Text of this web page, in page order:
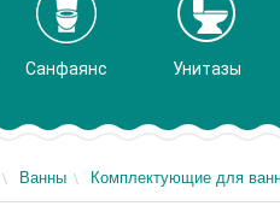
Санфаянс Унитазы
Ванны Комплектующие для